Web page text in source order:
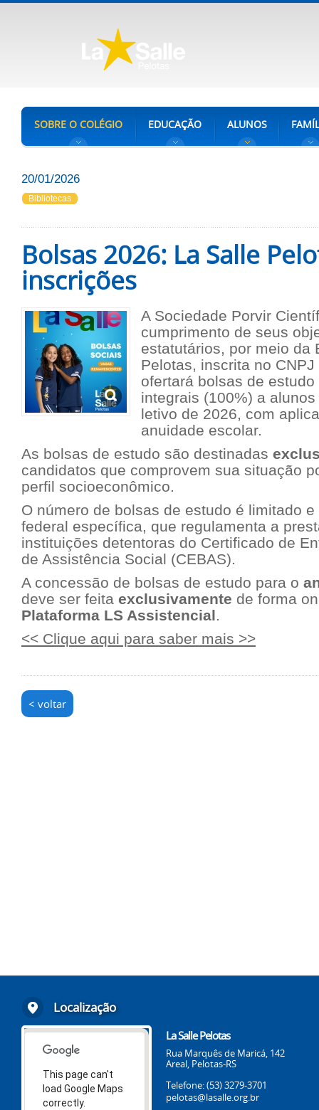
SOBRE O COLÉGIO EDUCAÇÃO ALUNOS
20/01/2026
Bibliotecas
Bolsas 2026: La Salle
inscrições
A Sociedade Porvir
cumprimento de seus
estatutários, por meio da
Pelotas, inscrita no
ofertará bolsas de
integrais (100%) a
letivo de 2026, com
anuidade escolar.
As bolsas de estudo são destinadas
candidatos que comprovem sua situação
perfil socioeconômico.
O número de bolsas de estudo é limitado
federal específica, que regulamenta a
instituições detentoras do Certificado de
de Assistência Social (CEBAS).
A concessão de bolsas de estudo para o
deve ser feita exclusivamente de forma
Plataforma LS Assistencial.
<< Clique aqui para saber mais >>
< voltar
Localização
This page can't
load Google Maps
correctly.
La Salle Pelotas
Rua Marquês de Maricá, 142
Areal, Pelotas-RS
Telefone: (53) 3279-3701
pelotas@lasalle.org.br